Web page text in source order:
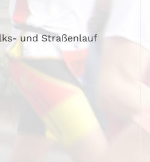
und Straßenlauf